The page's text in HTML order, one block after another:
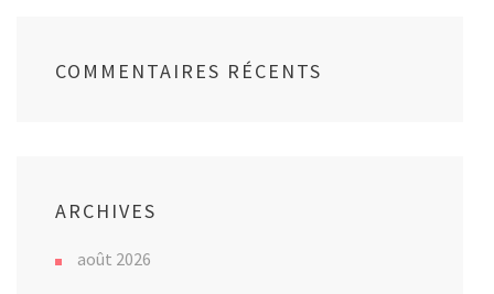
COMMENTAIRES RÉCENTS
ARCHIVES
août 2026